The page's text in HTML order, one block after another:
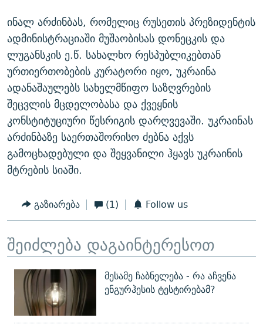
ინალ არძინბას, რომელიც რუსეთის პრეზიდენტის
ადმინისტრაციაში მუშაობისას დონეცკის და
ლუგანსკის ე.წ. სახალხო რესპუბლიკებთან
ურთიერთობების კურატორი იყო, უკრაინა
ადანაშაულებს სახელმწიფო საზღვრების
შეცვლის მცდელობასა და ქვეყნის
კონსტიტუციური წესრიგის დარღვევაში. უკრაინას
არძინბაზე საერთაშორისო ძებნა აქვს
გამოცხადებული და შეყვანილი ჰყავს უკრაინის
მტრების სიაში.
გაზიარება (1) Follow us
შეიძლება დაგაინტერესოთ
მესამე ჩაბნელება - რა აჩვენა
ენგურჰესის ტესტირებამ?